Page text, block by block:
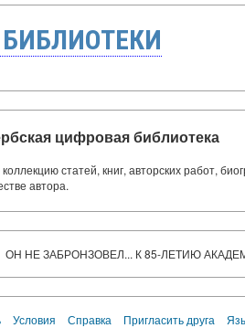
цифровая библиотека
статей, книг, авторских работ,
автора.
ОН НЕ ЗАБРОНЗОВЕЛ... К 85-ЛЕТИЮ
Условия Справка Пригласить друга